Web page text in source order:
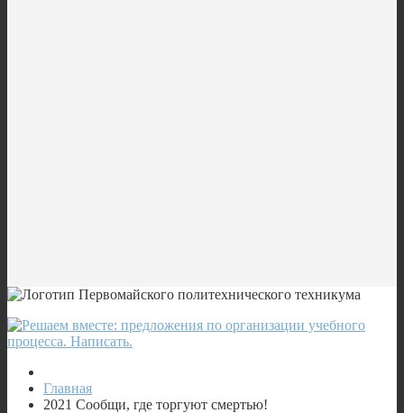
Главная
2021 Сообщи, где торгуют смертью!